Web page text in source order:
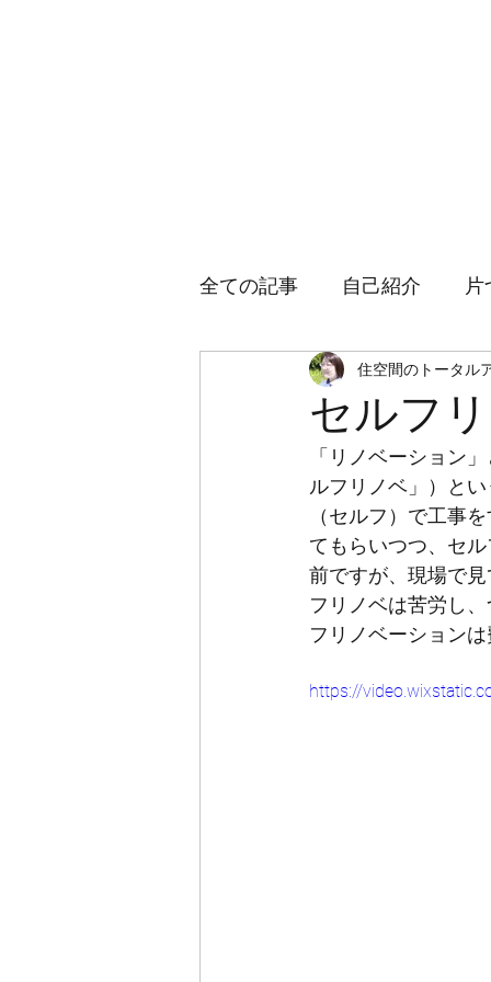
全ての記事 自己紹介 片
セルフ
住空間のトータ
「リノベーション
ルフリノベ」）と
（セルフ）で工事
てもらいつつ、セ
前ですが、現場で
フリノベは苦労し
フリノベーション
https://